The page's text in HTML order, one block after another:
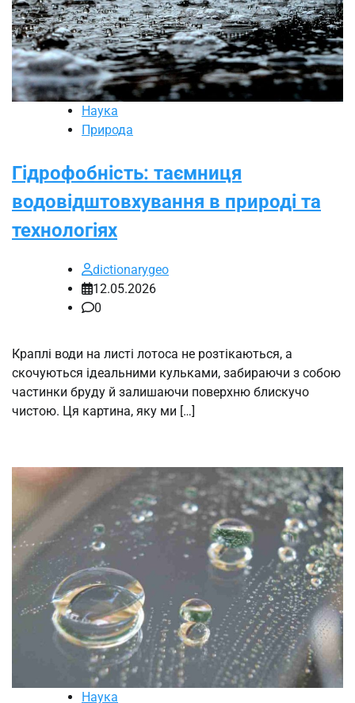
Наука
Природа
Гідрофобність: таємниця
водовідштовхування в природі та
технологіях
dictionarygeo
12.05.2026
0
Краплі води на листі лотоса не розтікаються, а
скочуються ідеальними кульками, забираючи з собою
частинки бруду й залишаючи поверхню блискучо
чистою. Ця картина, яку ми […]
Наука